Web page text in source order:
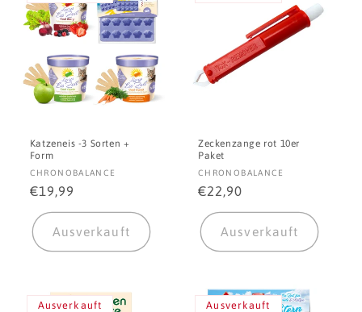
Katzeneis -3 Sorten +
Form
Anbieter:
CHRONOBALANCE
Normaler
Preis
€19,99
Ausverkauft
Zeckenzange rot 10er
Paket
Anbieter:
CHRONOBALANCE
Normaler
Preis
€22,90
Ausverkauft
Ausverkauft Ausverkauft